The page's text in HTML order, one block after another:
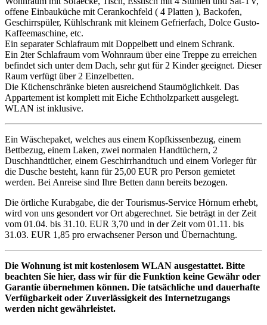
offene Einbauküche mit Cerankochfeld ( 4 Platten ), Backofen,
Geschirrspüler, Kühlschrank mit kleinem Gefrierfach, Dolce Gusto-
Kaffeemaschine, etc.
Ein separater Schlafraum mit Doppelbett und einem Schrank.
Ein 2ter Schlafraum vom Wohnraum über eine Treppe zu erreichen
befindet sich unter dem Dach, sehr gut für 2 Kinder geeignet. Dieser
Raum verfügt über 2 Einzelbetten.
Die Küchenschränke bieten ausreichend Staumöglichkeit. Das
Appartement ist komplett mit Eiche Echtholzparkett ausgelegt.
WLAN ist inklusive.
Ein Wäschepaket, welches aus einem Kopfkissenbezug, einem
Bettbezug, einem Laken, zwei normalen Handtüchern, 2
Duschhandtücher, einem Geschirrhandtuch und einem Vorleger für
die Dusche besteht, kann für 25,00 EUR pro Person gemietet
werden. Bei Anreise sind Ihre Betten dann bereits bezogen.
Die örtliche Kurabgabe, die der Tourismus-Service Hörnum erhebt,
wird von uns gesondert vor Ort abgerechnet. Sie beträgt in der Zeit
vom 01.04. bis 31.10. EUR 3,70 und in der Zeit vom 01.11. bis
31.03. EUR 1,85 pro erwachsener Person und Übernachtung.
Die Wohnung ist mit kostenlosem WLAN ausgestattet. Bitte
beachten Sie hier, dass wir für die Funktion keine Gewähr oder
Garantie übernehmen können. Die tatsächliche und dauerhafte
Verfügbarkeit oder Zuverlässigkeit des Internetzugangs
werden nicht gewährleistet.